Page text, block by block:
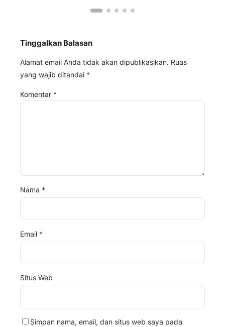
Tinggalkan Balasan
Alamat email Anda tidak akan dipublikasikan. Ruas
yang wajib ditandai *
Komentar *
Nama *
Email *
Situs Web
Simpan nama, email, dan situs web saya pada